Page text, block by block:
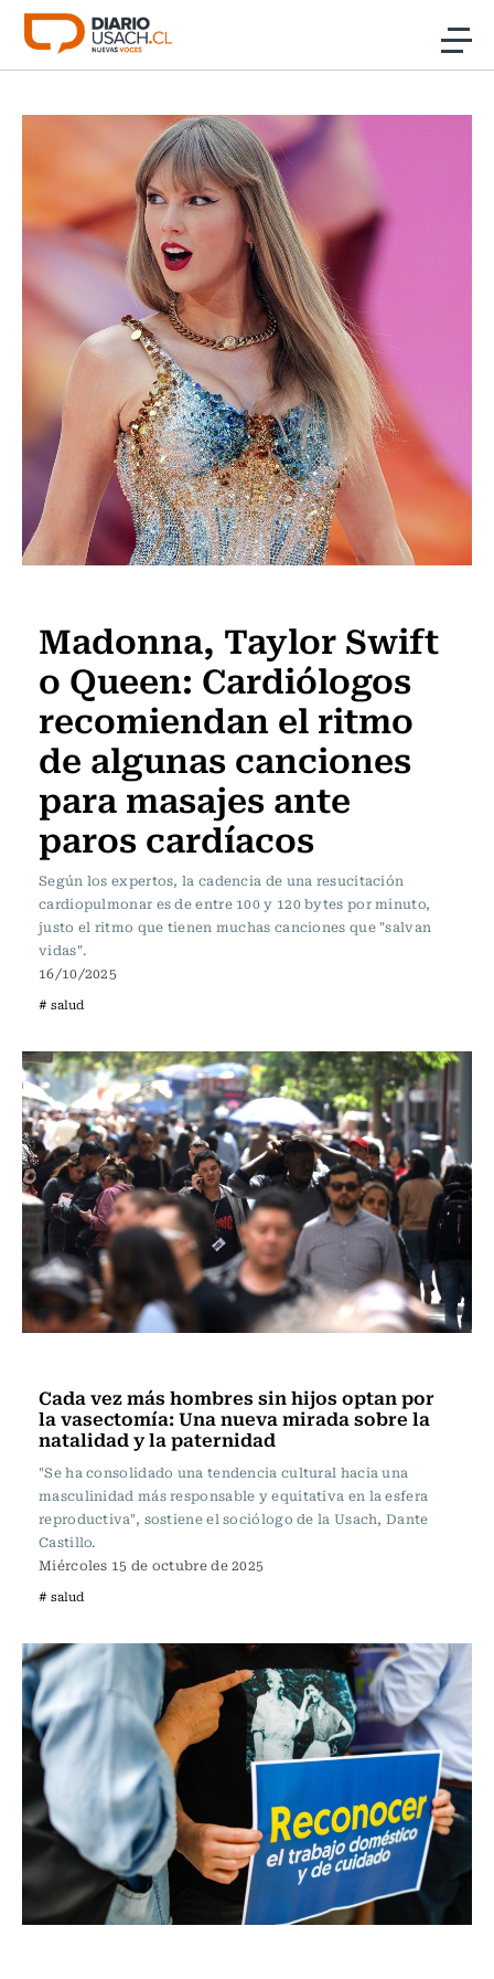
Click acá para ir directamente al contenido
Investigación
Cultura
Programas Radio y TV Usach
Madonna, Taylor Swift
o Queen: Cardiólogos
recomiendan el ritmo
de algunas canciones
para masajes ante
paros cardíacos
Según los expertos, la cadencia de una resucitación
cardiopulmonar es de entre 100 y 120 bytes por minuto,
justo el ritmo que tienen muchas canciones que "salvan
vidas".
16/10/2025
# salud
Cada vez más hombres sin hijos optan por
la vasectomía: Una nueva mirada sobre la
natalidad y la paternidad
"Se ha consolidado una tendencia cultural hacia una
masculinidad más responsable y equitativa en la esfera
reproductiva", sostiene el sociólogo de la Usach, Dante
Castillo.
Miércoles 15 de octubre de 2025
# salud